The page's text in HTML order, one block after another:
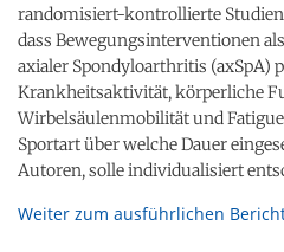
randomisiert-kontrollierte Studien
dass Bewegungsinterventionen
axialer Spondyloarthritis (axSpA)
Krankheitsaktivität, körperliche
Wirbelsäulenmobilität und
Sportart über welche Dauer
Autoren, solle individualisiert
Weiter zum ausführlichen